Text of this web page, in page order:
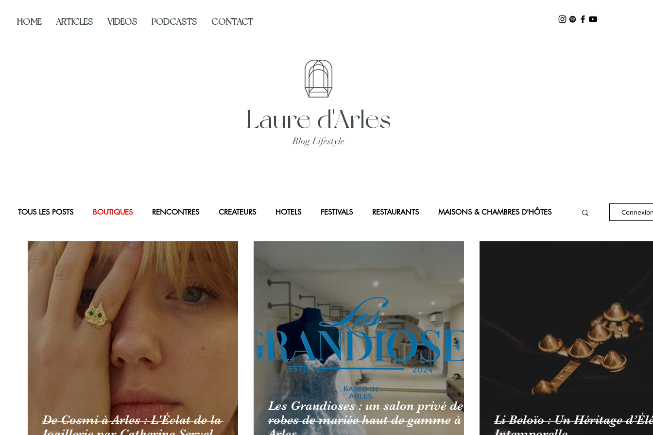
HOME ARTICLES VIDEOS PODCASTS CONTACT
Laure d'Arles
Blog Lifestyle
TOUS LES POSTS BOUTIQUES RENCONTRES CREATEURS HOTELS FESTIVALS RESTAURANTS MAISONS & CHAMBRES D'HÔTES
PRESSES LIVRES EXPOSITIONS MUSÉES PHOTOGRAPHES
De Cosmi à Arles : L'Éclat de la
Les Grandioses : un salon privé de
robes de mariée haut de gamme à
Li Beloïo : Un Héritage